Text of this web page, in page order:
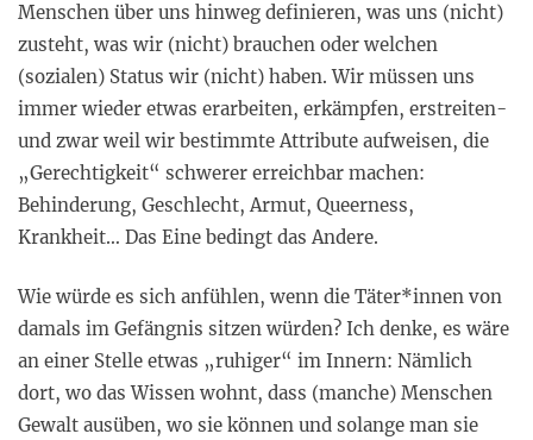
Menschen über uns hinweg definieren, was uns (nicht)
zusteht, was wir (nicht) brauchen oder welchen
(sozialen) Status wir (nicht) haben. Wir müssen uns
immer wieder etwas erarbeiten, erkämpfen, erstreiten-
und zwar weil wir bestimmte Attribute aufweisen, die
„Gerechtigkeit“ schwerer erreichbar machen:
Behinderung, Geschlecht, Armut, Queerness,
Krankheit… Das Eine bedingt das Andere.
Wie würde es sich anfühlen, wenn die Täter*innen von
damals im Gefängnis sitzen würden? Ich denke, es wäre
an einer Stelle etwas „ruhiger“ im Innern: Nämlich
dort, wo das Wissen wohnt, dass (manche) Menschen
Gewalt ausüben, wo sie können und solange man sie